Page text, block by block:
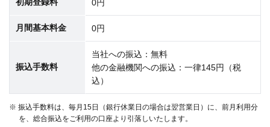
0円
月間基本料金 0円
振込手数料
当社への振込：無料
他の金融機関への振込：一律145円（税
込）
※ 振込手数料は、毎月15日（銀行休業日の場合は翌営業日）に、前月利用分
を、総合振込をご利用の口座より引落しいたします。